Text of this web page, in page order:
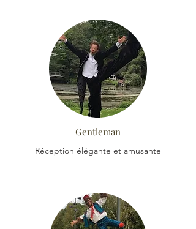
Gentleman
Réception élégante et amusante